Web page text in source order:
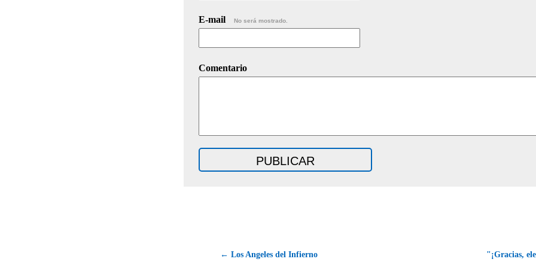
E-mail No será mostrado.
Comentario
← Los Angeles del Infierno "¡Gracias,